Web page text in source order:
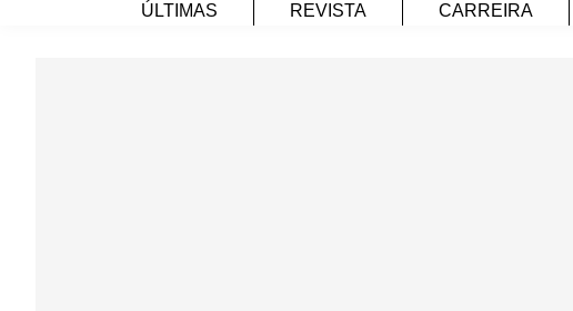
ÚLTIMAS REVISTA CARREIRA